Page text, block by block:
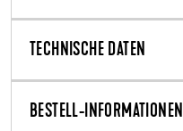
TECHNISCHE DATEN
BESTELL-INFORMATIONEN